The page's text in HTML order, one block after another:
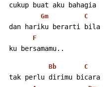
cukup buat aku bahagia
Gm C
dan hariku berarti bila
F
ku bersamamu..
Bb C
tak perlu dirimu bicara